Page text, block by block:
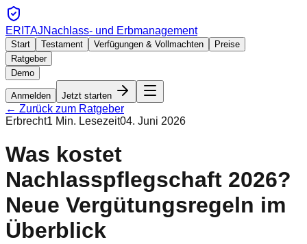
ERITAJNachlass- und Erbmanagement
Start Testament Verfügungen & Vollmachten
Preise
Ratgeber
Demo
Anmelden Jetzt starten
← Zurück zum Ratgeber
Erbrecht1 Min. Lesezeit04. Juni 2026
Was kostet
Nachlasspflegschaft 2026?
Neue Vergütungsregeln im
Überblick